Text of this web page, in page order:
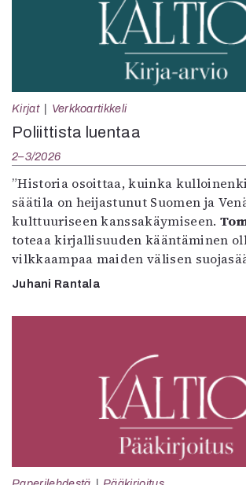
Kirjat Verkkoartikkeli
Poliittista luentaa
2–3/2026
”Historia osoittaa, kuinka
säätila on heijastunut Suomen ja
kulttuuriseen kanssakäymiseen.
toteaa kirjallisuuden kääntäminen
vilkkaampaa maiden välisen
Juhani Rantala